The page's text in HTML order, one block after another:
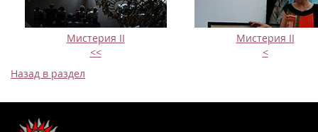
Мистерия II
Мистерия II
<<
<
Назад в раздел